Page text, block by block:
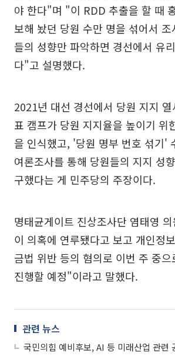
야 한다"며 "이 RDD 추출을 할 때
보해 놨던 당원 수만 명을 섞어서
들의 성향만 파악하면 경선에서 유
다"고 설명했다.
2021년 대선 경선에서 당원 지지
표 캠프가 당원 지지율을 높이기 위
을 인식했고, '당원 명부 번호 섞기'
여론조사를 통해 당원들의 지지 성
구했다는 게 민주당의 주장이다.
명태균게이트 진상조사단 염태영
이 의혹에 연루됐다고 보고 개인정
금법 위반 등의 혐의로 이번 주 중
진행할 예정"이라고 말했다.
관련 뉴스
국민의힘 예비후보, AI 등 미래산업 관련